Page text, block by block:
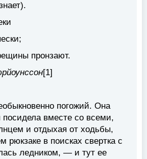
пронзают.
[1]
погожий. Она
посидела вместе со всеми,
и отдыхая от ходьбы,
рюкзаке в поисках свертка с
ледником, — и тут ее